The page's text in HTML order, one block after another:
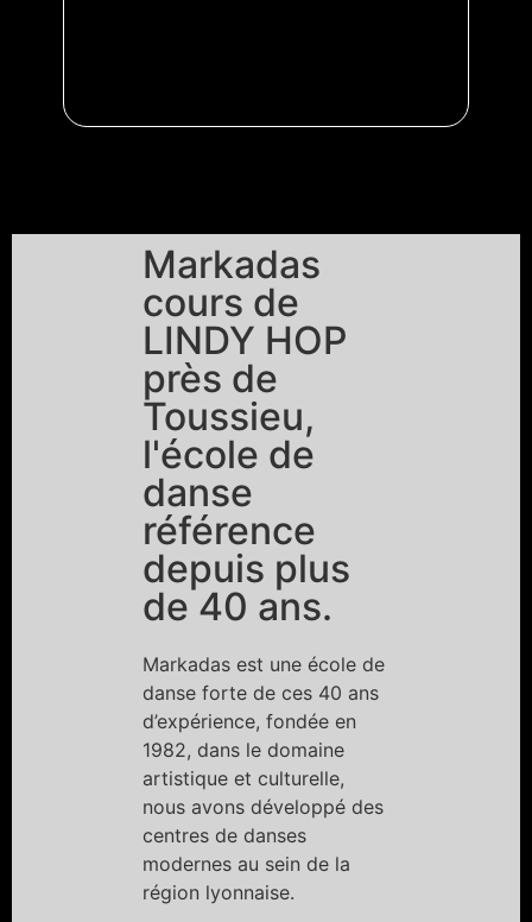
Markadas
cours de
LINDY HOP
près de
Toussieu,
l'école de
danse
référence
depuis plus
de 40 ans.
Markadas est une école de
danse forte de ces 40 ans
d’expérience, fondée en
1982, dans le domaine
artistique et culturelle,
nous avons développé des
centres de danses
modernes au sein de la
région lyonnaise.